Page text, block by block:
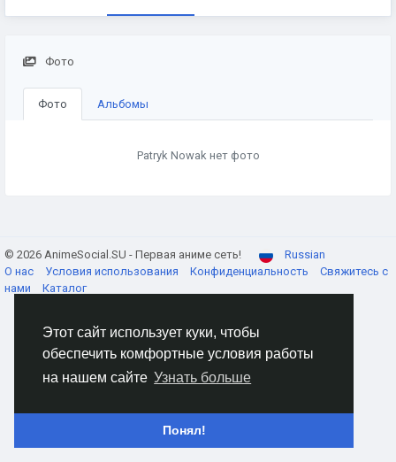
Этот сайт использует куки, чтобы
обеспечить комфортные условия работы
на нашем сайте Узнать больше
Понял!
Фото
Фото Альбомы
Patryk Nowak нет фото
© 2026 AnimeSocial.SU - Первая аниме сеть!
Russian
О нас
Условия использования Конфиденциальность
Свяжитесь с
нами
Каталог